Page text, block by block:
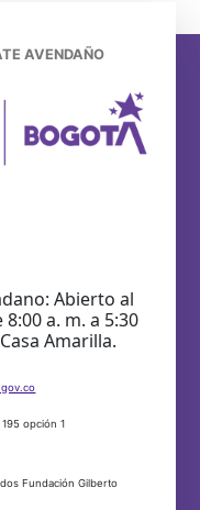
AVENDAÑO
Abierto al
a. m. a 5:30
Amarilla.
opción 1
Fundación Gilberto